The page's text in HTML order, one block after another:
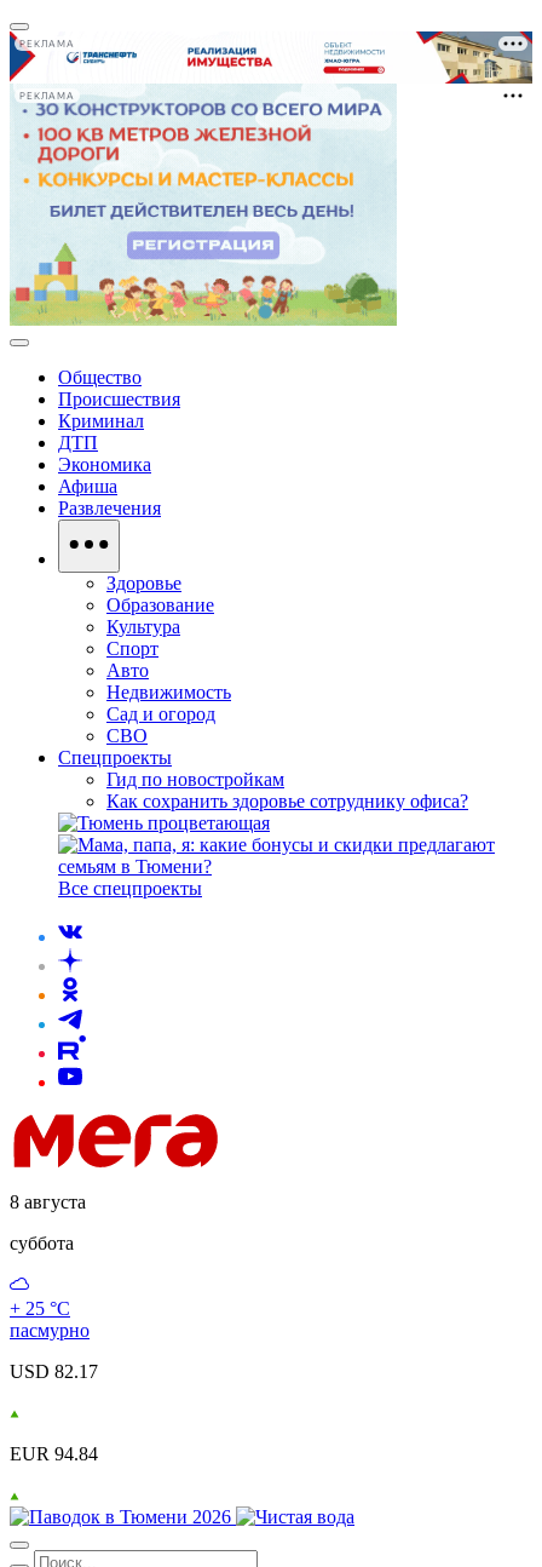
РЕКЛАМА
РЕКЛАМА
Общество
Происшествия
Криминал
ДТП
Экономика
Афиша
Развлечения
Здоровье
Образование
Культура
Спорт
Авто
Недвижимость
Сад и огород
СВО
Спецпроекты
Гид по новостройкам
Как сохранить здоровье сотруднику офиса?
Все спецпроекты
8 августа
суббота
+ 25 °С
пасмурно
USD 82.17
EUR 94.84